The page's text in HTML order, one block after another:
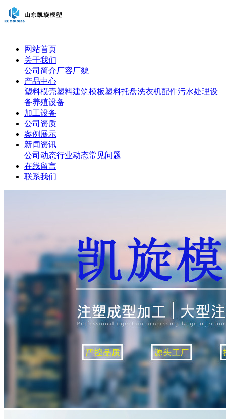
网站首页
关于我们
公司简介厂容厂貌
产品中心
塑料模壳塑料建筑模板塑料托盘洗衣机配件污水处理设
备养殖设备
加工设备
公司资质
案例展示
新闻资讯
公司动态行业动态常见问题
在线留言
联系我们